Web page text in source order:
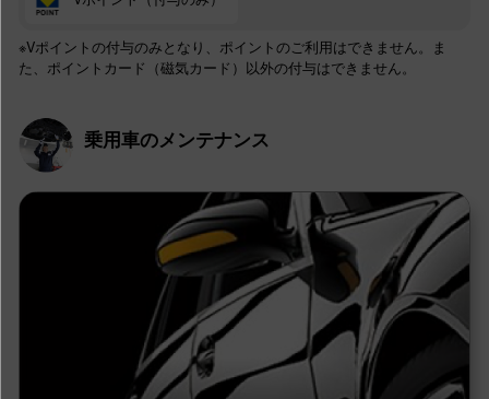
※Vポイントの付与のみとなり、ポイントのご利用はできません。ま
た、ポイントカード（磁気カード）以外の付与はできません。
乗用車のメンテナンス